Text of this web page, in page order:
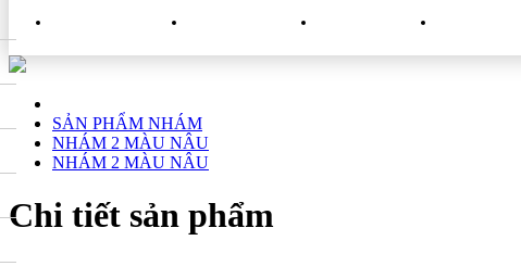
SẢN PHẨM NHÁM
NHÁM 2 MÀU NÂU
NHÁM 2 MÀU NÂU
Chi tiết sản phẩm